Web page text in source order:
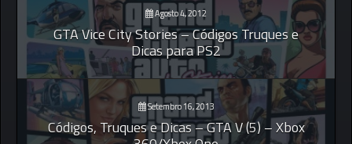
Agosto 4, 2012
GTA Vice City Stories – Códigos Truques e
Dicas para PS2
Setembro 16, 2013
Códigos, Truques e Dicas – GTA V (5) – Xbox